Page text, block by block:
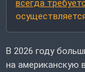
всегда
В 2026 году
на американскую